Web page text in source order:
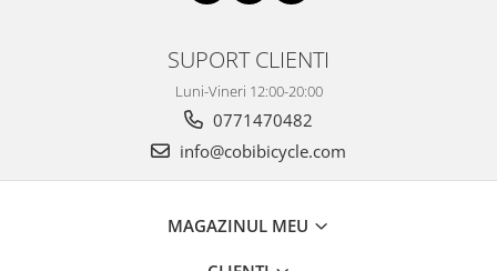
SUPORT CLIENTI
Luni-Vineri 12:00-20:00
0771470482
info@cobibicycle.com
MAGAZINUL MEU